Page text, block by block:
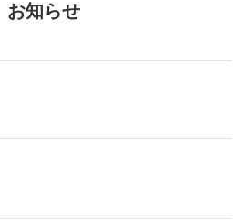
お知らせ